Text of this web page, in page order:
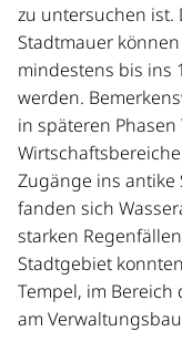
zu untersuchen ist.
Stadtmauer
mindestens bis ins
werden.
in späteren Phasen
Zugänge ins
fanden sich
starken
Stadtgebiet
Tempel, im Bereich
am